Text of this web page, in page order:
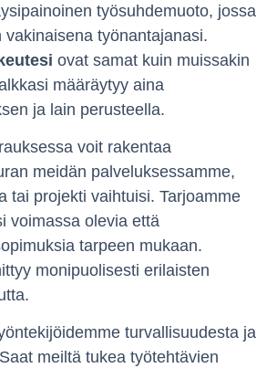
työsuhdemuoto, jossa
vakinaisena työnantajanasi.
ovat samat kuin muissakin
määräytyy aina
ja lain perusteella.
voit rakentaa
meidän palveluksessamme,
tai projekti vaihtuisi. Tarjoamme
voimassa olevia että
tarpeen mukaan.
monipuolisesti erilaisten
turvallisuudesta ja
meiltä tukea työtehtävien